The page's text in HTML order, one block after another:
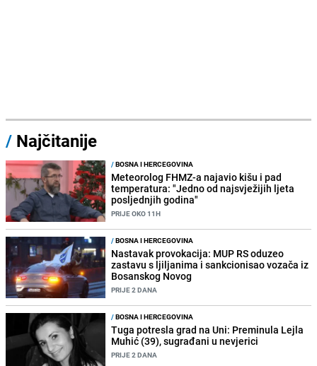
/ Najčitanije
/BOSNA I HERCEGOVINA
Meteorolog FHMZ-a najavio kišu i pad
temperatura: "Jedno od najsvježijih ljeta
posljednjih godina"
PRIJE OKO 11H
/BOSNA I HERCEGOVINA
Nastavak provokacija: MUP RS oduzeo
zastavu s ljiljanima i sankcionisao vozača iz
Bosanskog Novog
PRIJE 2 DANA
/BOSNA I HERCEGOVINA
Tuga potresla grad na Uni: Preminula Lejla
Muhić (39), sugrađani u nevjerici
PRIJE 2 DANA